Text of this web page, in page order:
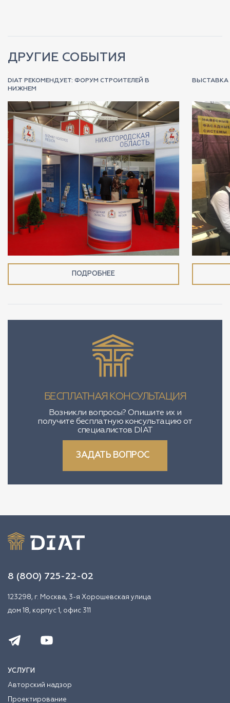
ДРУГИЕ СОБЫТИЯ
DIAT РЕКОМЕНДУЕТ: ФОРУМ СТРОИТЕЛЕЙ В
НИЖНЕМ
ПОДРОБНЕЕ
ВЫСТАВКА
БЕСПЛАТНАЯ КОНСУЛЬТАЦИЯ
Возникли вопросы? Опишите их и
получите бесплатную консультацию от
специалистов DIAT
ЗАДАТЬ ВОПРОС
8 (800) 725-22-02
123298, г. Москва, 3-я Хорошевская улица
дом 18, корпус 1, офис 311
УСЛУГИ
Авторский надзор
Проектирование